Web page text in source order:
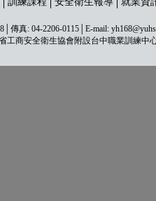
傳真: 04-2206-0115│E-mail:
工商安全衛生協會附設台中職業訓練中